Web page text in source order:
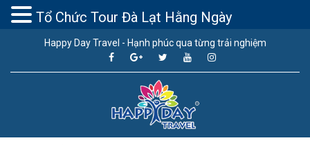
Happy Day Travel - Hạnh phúc qua từng trải nghiệm
Tổ Chức Tour Đà Lạt Hằng Ngày